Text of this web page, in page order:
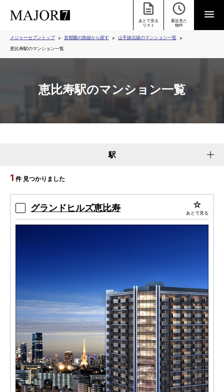
あとで見る
リスト
最近見た
物件
メジャーセブントップ 首都圏の路線から探す
山手線沿線のマンション一覧
恵比寿駅のマンション一覧
恵比寿駅のマンション一覧
駅
1 件 見つかりました
グランドヒルズ恵比寿 あとで見る